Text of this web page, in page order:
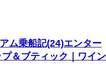
ム乗船記(24)エンター
＆ブティック｜ワイン